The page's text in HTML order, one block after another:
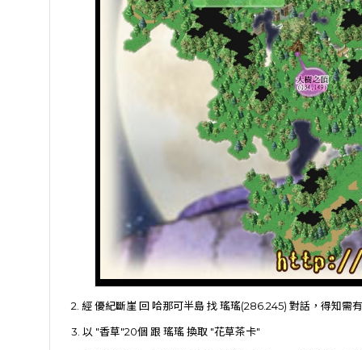
2. 經 優紀斷崖 回 哈那可半島 找 瑤瑤(286.245) 對話，得知需
3. 以 "香草"20個 跟 瑤瑤 換取 "花草茶卡"